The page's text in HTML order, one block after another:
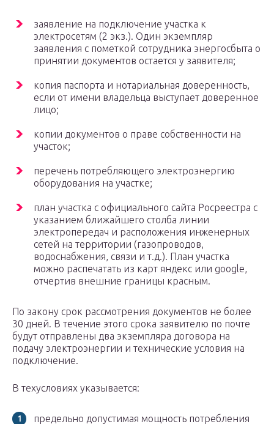
заявление на подключение участка к
электросетям (2 экз.). Один экземпляр
заявления с пометкой сотрудника энергосбыта о
принятии документов остается у заявителя;
копия паспорта и нотариальная доверенность,
если от имени владельца выступает доверенное
лицо;
копии документов о праве собственности на
участок;
перечень потребляющего электроэнергию
оборудования на участке;
план участка с официального сайта Росреестра с
указанием ближайшего столба линии
электропередач и расположения инженерных
сетей на территории (газопроводов,
водоснабжения, связи и т.д.). План участка
можно распечатать из карт яндекс или google,
отчертив внешние границы красным.
По закону срок рассмотрения документов не более
30 дней. В течение этого срока заявителю по почте
будут отправлены два экземпляра договора на
подачу электроэнергии и технические условия на
подключение.
В техусловиях указывается:
предельно допустимая мощность потребления